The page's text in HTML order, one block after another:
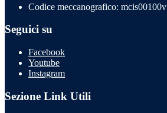
Codice meccanografico: mcis00100v
Seguici su
Facebook
Youtube
Instagram
Sezione Link Utili